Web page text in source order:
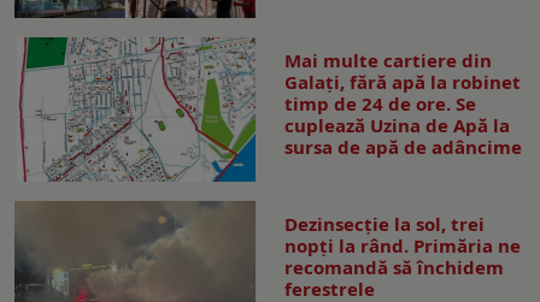
Mai multe cartiere din
Galați, fără apă la robinet
timp de 24 de ore. Se
cuplează Uzina de Apă la
sursa de apă de adâncime
Dezinsecţie la sol, trei
nopţi la rând. Primăria ne
recomandă să închidem
ferestrele